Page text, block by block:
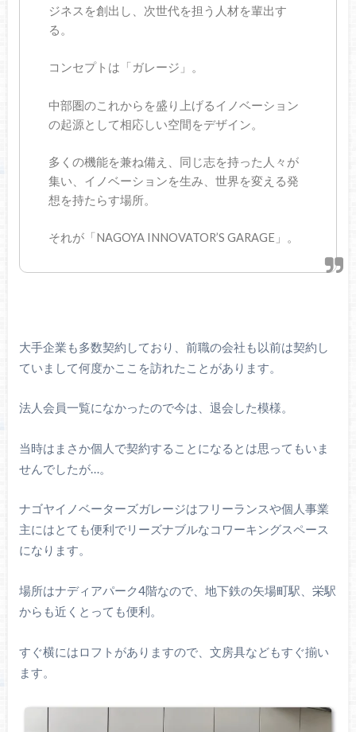
ジネスを創出し、次世代を担う人材を輩出す
る。
コンセプトは「ガレージ」。
中部圏のこれからを盛り上げるイノベーション
の起源として相応しい空間をデザイン。
多くの機能を兼ね備え、同じ志を持った人々が
集い、イノベーションを生み、世界を変える発
想を持たらす場所。
それが「NAGOYA INNOVATOR’S GARAGE」。
大手企業も多数契約しており、前職の会社も以前は契約し
ていまして何度かここを訪れたことがあります。
法人会員一覧になかったので今は、退会した模様。
当時はまさか個人で契約することになるとは思ってもいま
せんでしたが…。
ナゴヤイノベーターズガレージはフリーランスや個人事業
主にはとても便利でリーズナブルなコワーキングスペース
になります。
場所はナディアパーク4階なので、地下鉄の矢場町駅、栄駅
からも近くとっても便利。
すぐ横にはロフトがありますので、文房具などもすぐ揃い
ます。